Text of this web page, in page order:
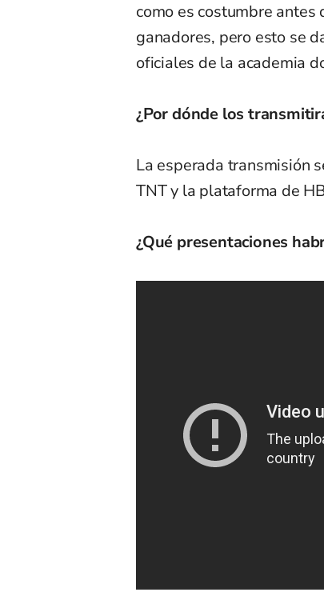
como es costumbre antes
ganadores, pero esto se
oficiales de la academia
¿Por dónde los
La esperada transmisión
TNT y la plataforma de
¿Qué presentaciones